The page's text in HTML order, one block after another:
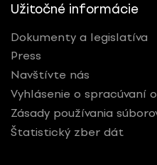
Užitočné informácie
Dokumenty a legislatíva
Press
Navštívte nás
Vyhlásenie o spracúvaní
Zásady používania
Štatistický zber dát